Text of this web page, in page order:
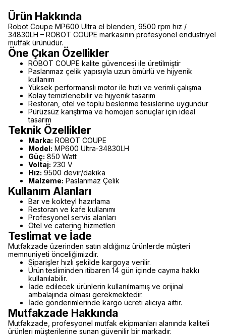
Ürün Hakkında
Robot Coupe MP600 Ultra el blenderı, 9500 rpm hız /
34830LH – ROBOT COUPE markasının profesyonel endüstriyel
mutfak ürünüdür.
Öne Çıkan Özellikler
ROBOT COUPE kalite güvencesi ile üretilmiştir
Paslanmaz çelik yapısıyla uzun ömürlü ve hijyenik
kullanım
Yüksek performanslı motor ile hızlı ve verimli çalışma
Kolay temizlenebilir ve hijyenik tasarım
Restoran, otel ve toplu beslenme tesislerine uygundur
Pürüzsüz karıştırma ve homojen sonuçlar için ideal
tasarım
Teknik Özellikler
Marka: ROBOT COUPE
Model: MP600 Ultra-34830LH
Güç: 850 Watt
Voltaj: 230 V
Hız: 9500 devir/dakika
Malzeme: Paslanmaz Çelik
Kullanım Alanları
Bar ve kokteyl hazırlama
Restoran ve kafe kullanımı
Profesyonel servis alanları
Otel ve catering hizmetleri
Teslimat ve İade
Mutfakzade üzerinden satın aldığınız ürünlerde müşteri
memnuniyeti önceliğimizdir.
Siparişler hızlı şekilde kargoya verilir.
Ürün tesliminden itibaren 14 gün içinde cayma hakkı
kullanılabilir.
İade edilecek ürünlerin kullanılmamış ve orijinal
ambalajında olması gerekmektedir.
İade gönderimlerinde kargo ücreti alıcıya aittir.
Mutfakzade Hakkında
Mutfakzade, profesyonel mutfak ekipmanları alanında kaliteli
ürünleri müşterilerine sunan güvenilir bir markadır.